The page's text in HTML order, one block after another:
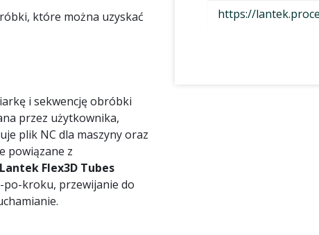
które można uzyskać
i sekwencję obróbki
przez użytkownika,
plik NC dla maszyny oraz
powiązane z
Lantek Flex3D Tubes
po-kroku, przewijanie do